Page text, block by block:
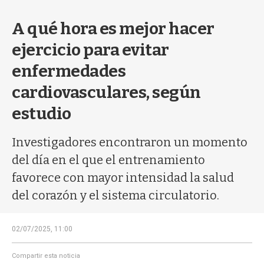
A qué hora es mejor hacer
ejercicio para evitar
enfermedades
cardiovasculares, según
estudio
Investigadores encontraron un momento
del día en el que el entrenamiento
favorece con mayor intensidad la salud
del corazón y el sistema circulatorio.
02/07/2025, 11:00
Compartir esta noticia